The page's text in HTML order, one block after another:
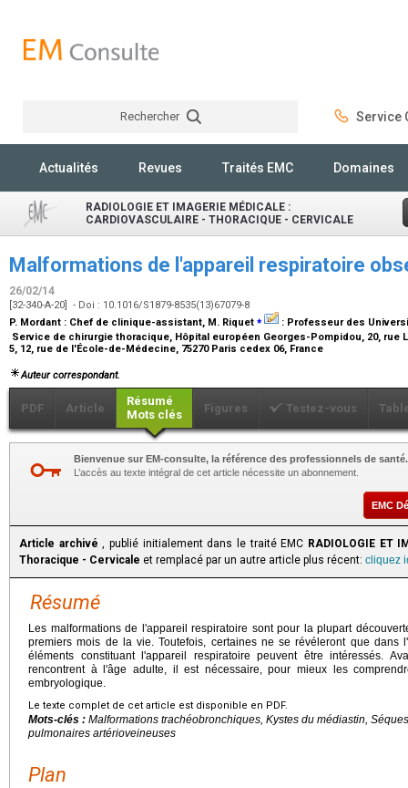
Rechercher Service
Actualités Revues Traités EMC Domaines
RADIOLOGIE ET IMAGERIE MÉDICALE :
CARDIOVASCULAIRE - THORACIQUE - CERVICALE
Malformations de l'appareil respiratoire
26/02/14
[32-340-A-20] - Doi : 10.1016/S1879-8535(13)67079-8
P. Mordant : Chef de clinique-assistant, M. Riquet ⁎ : Professeur des
Service de chirurgie thoracique, Hôpital européen Georges-Pompidou, 20, rue
5, 12, rue de l'École-de-Médecine, 75270 Paris cedex 06, France
Auteur correspondant.
PDF Article
Résumé
Mots clés
Figures Testez-vous
Bienvenue sur EM-consulte, la référence des professionnels de santé.
L’accès au texte intégral de cet article nécessite un abonnement.
EMC
Article archivé , publié initialement dans le traité EMC RADIOLOGIE ET
Thoracique - Cervicale et remplacé par un autre article plus récent: cliquez
Résumé
Les malformations de l'appareil respiratoire sont pour la plupart
premiers mois de la vie. Toutefois, certaines ne se révéleront que dans
éléments constituant l'appareil respiratoire peuvent être intéressés.
rencontrent à l'âge adulte, il est nécessaire, pour mieux les
embryologique.
Le texte complet de cet article est disponible en PDF.
Mots-clés : Malformations trachéobronchiques, Kystes du médiastin,
pulmonaires artérioveineuses
Plan